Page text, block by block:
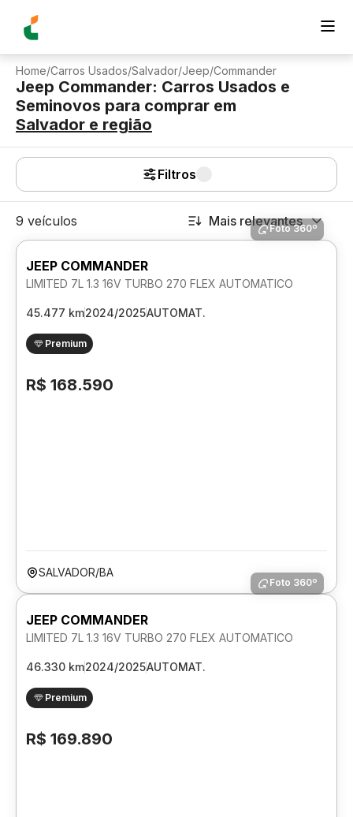
Home/Carros Usados/Salvador/Jeep/Commander
Jeep Commander: Carros Usados e
Seminovos para comprar em
Salvador e região
Filtros
9 veículos Mais relevantes
Foto 360º
JEEP COMMANDER
LIMITED 7L 1.3 16V TURBO 270 FLEX AUTOMATICO
45.477 km2024/2025AUTOMAT.
Premium
R$ 168.590
SALVADOR/BA
Foto 360º
JEEP COMMANDER
LIMITED 7L 1.3 16V TURBO 270 FLEX AUTOMATICO
46.330 km2024/2025AUTOMAT.
Premium
R$ 169.890